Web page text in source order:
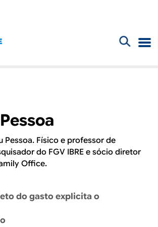
o
u
l
á
i
Pessoa. Físico e professor de
do FGV IBRE e sócio diretor
Office.
do gasto explicita o